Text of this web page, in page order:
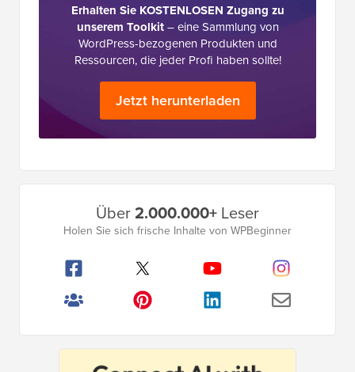
Erhalten Sie KOSTENLOSEN Zugang zu
unserem Toolkit– eine Sammlung von
WordPress-bezogenen Produkten und
Ressourcen, die jeder Profi haben sollte!
Jetzt herunterladen
Seitenleistenmenü
Über2.000.000+ Leser
Holen Sie sich frische Inhalte von WPBeginner